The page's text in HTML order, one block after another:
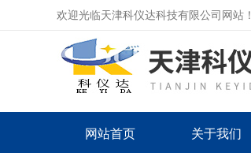
欢迎光临天津科仪达科技有限公司网站！
网站首页 关于我们